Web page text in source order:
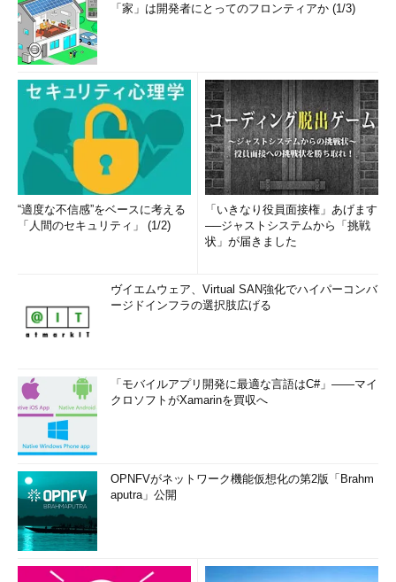
「家」は開発者にとってのフロンティアか (1/3)
“適度な不信感”をベースに考える
「人間のセキュリティ」 (1/2)
「いきなり役員面接権」あげます
──ジャストシステムから「挑戦
状」が届きました
ヴイエムウェア、Virtual SAN強化でハイパーコンバ
ージドインフラの選択肢広げる
「モバイルアプリ開発に最適な言語はC#」――マイ
クロソフトがXamarinを買収へ
OPNFVがネットワーク機能仮想化の第2版「Brahm
aputra」公開